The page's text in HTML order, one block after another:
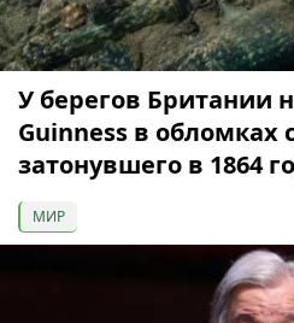
У берегов Британии
Guinness в обломках
затонувшего в 1864
МИР